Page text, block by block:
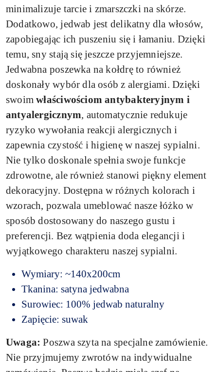
minimalizuje tarcie i zmarszczki na skórze.
Dodatkowo, jedwab jest delikatny dla włosów,
zapobiegając ich puszeniu się i łamaniu. Dzięki
temu, sny stają się jeszcze przyjemniejsze.
Jedwabna poszewka na kołdrę to również
doskonały wybór dla osób z alergiami. Dzięki
swoimwłaściwościom antybakteryjnym i
antyalergicznym, automatycznie redukuje
ryzyko wywołania reakcji alergicznych i
zapewnia czystość i higienę w naszej sypialni.
Nie tylko doskonale spełnia swoje funkcje
zdrowotne, ale również stanowi piękny element
dekoracyjny. Dostępna w różnych kolorach i
wzorach, pozwala umeblować nasze łóżko w
sposób dostosowany do naszego gustu i
preferencji. Bez wątpienia doda elegancji i
wyjątkowego charakteru naszej sypialni.
Wymiary: ~140x200cm
Tkanina: satyna jedwabna
Surowiec: 100% jedwab naturalny
Zapięcie: suwak
Uwaga: Poszwa szyta na specjalne zamówienie.
Nie przyjmujemy zwrotów na indywidualne